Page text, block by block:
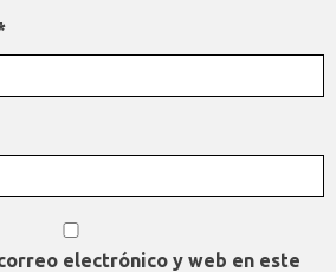
electrónico y web en este